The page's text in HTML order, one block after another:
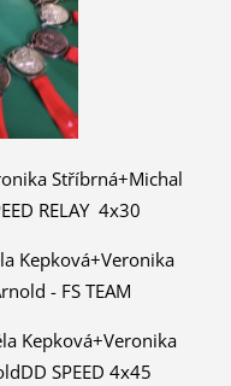
Stříbrná+Michal
RELAY 4x30
Kepková+Veronika
- FS TEAM
Kepková+Veronika
DD SPEED 4x45